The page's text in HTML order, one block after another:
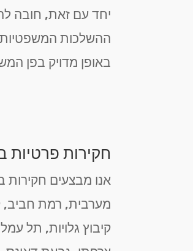
יחד עם זאת, חובה
ההשלכות המשפטיות
באופן מדויק בפן
חקירות פרטיות
אנו מבצעים חקירות
מערבית, רמת חביב,
קיבוץ גלויות, תל